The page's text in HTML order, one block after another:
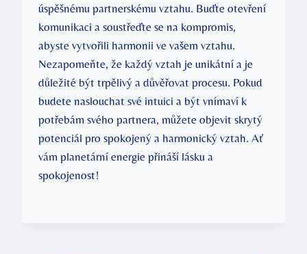
úspěšnému partnerskému vztahu. Buďte otevření
komunikaci a soustřeďte se na kompromis,
abyste vytvořili harmonii ve vašem vztahu.
Nezapomeňte, že každý vztah je unikátní a je
důležité být trpělivý a důvěřovat procesu. Pokud
budete naslouchat své intuici a být vnímaví k
potřebám svého partnera, můžete objevit skrytý
potenciál pro spokojený a harmonický vztah. Ať
vám planetární energie přináší lásku a
spokojenost!